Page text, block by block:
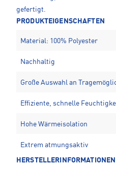
gefertigt.
PRODUKTEIGENSCHAFTEN
Material: 100% Polyester
Nachhaltig
Große Auswahl an
Effiziente, schnelle
Hohe Wärmeisolation
Extrem atmungsaktiv
HERSTELLERINFORMATIONEN